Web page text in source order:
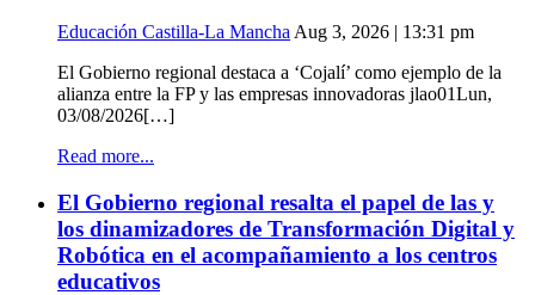
Educación Castilla-La Mancha Aug 3, 2026 | 13:31 pm
El Gobierno regional destaca a ‘Cojalí’ como ejemplo de la
alianza entre la FP y las empresas innovadoras jlao01Lun,
03/08/2026[…]
Read more...
El Gobierno regional resalta el papel de las y
los dinamizadores de Transformación Digital y
Robótica en el acompañamiento a los centros
educativos